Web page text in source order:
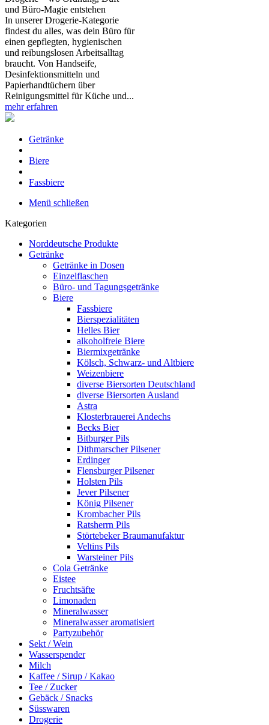
und Büro‑Magie entstehen
In unserer Drogerie‑Kategorie
findest du alles, was dein Büro für
einen gepflegten, hygienischen
und reibungslosen Arbeitsalltag
braucht. Von Handseife,
Desinfektionsmitteln und
Papierhandtüchern über
Reinigungsmittel für Küche und...
mehr erfahren
Getränke
Biere
Fassbiere
Menü schließen
Kategorien
Norddeutsche Produkte
Getränke
Getränke in Dosen
Einzelflaschen
Büro- und Tagungsgetränke
Biere
Fassbiere
Bierspezialitäten
Helles Bier
alkoholfreie Biere
Biermixgetränke
Kölsch, Schwarz- und Altbiere
Weizenbiere
diverse Biersorten Deutschland
diverse Biersorten Ausland
Astra
Klosterbrauerei Andechs
Becks Bier
Bitburger Pils
Dithmarscher Pilsener
Erdinger
Flensburger Pilsener
Holsten Pils
Jever Pilsener
König Pilsener
Krombacher Pils
Ratsherrn Pils
Störtebeker Braumanufaktur
Veltins Pils
Warsteiner Pils
Cola Getränke
Eistee
Fruchtsäfte
Limonaden
Mineralwasser
Mineralwasser aromatisiert
Partyzubehör
Sekt / Wein
Wasserspender
Milch
Kaffee / Sirup / Kakao
Tee / Zucker
Gebäck / Snacks
Süsswaren
Drogerie